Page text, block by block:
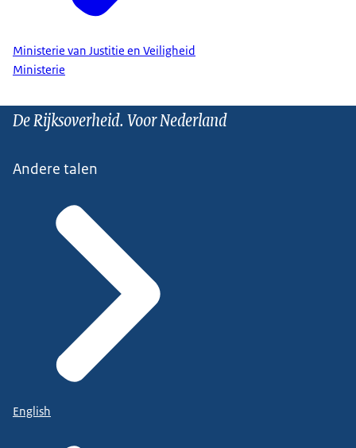
Ministerie van Justitie en Veiligheid
Ministerie
De Rijksoverheid. Voor Nederland
Andere talen
English